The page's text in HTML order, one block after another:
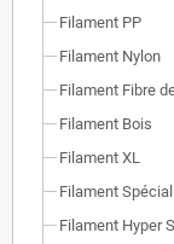
Filament PP
Filament Nylon
Filament Fibre
Filament Bois
Filament XL
Filament Spécial
Filament Hyper